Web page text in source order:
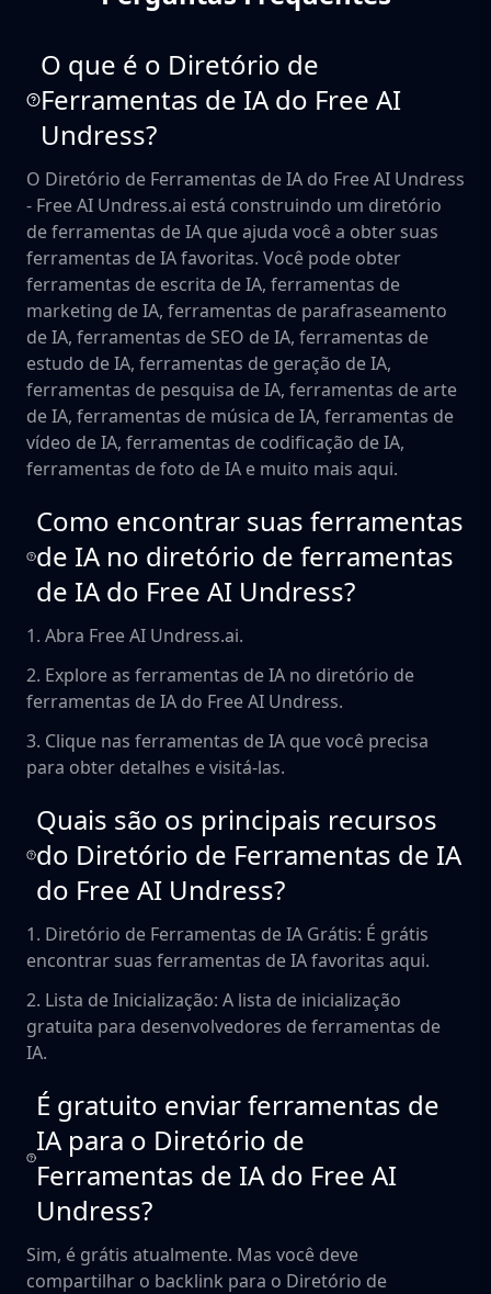
O que é o Diretório de
Ferramentas de IA do Free AI
Undress?
O Diretório de Ferramentas de IA do Free AI Undress
- Free AI Undress.ai está construindo um diretório
de ferramentas de IA que ajuda você a obter suas
ferramentas de IA favoritas. Você pode obter
ferramentas de escrita de IA, ferramentas de
marketing de IA, ferramentas de parafraseamento
de IA, ferramentas de SEO de IA, ferramentas de
estudo de IA, ferramentas de geração de IA,
ferramentas de pesquisa de IA, ferramentas de arte
de IA, ferramentas de música de IA, ferramentas de
vídeo de IA, ferramentas de codificação de IA,
ferramentas de foto de IA e muito mais aqui.
Como encontrar suas ferramentas
de IA no diretório de ferramentas
de IA do Free AI Undress?
1. Abra Free AI Undress.ai.
2. Explore as ferramentas de IA no diretório de
ferramentas de IA do Free AI Undress.
3. Clique nas ferramentas de IA que você precisa
para obter detalhes e visitá-las.
Quais são os principais recursos
do Diretório de Ferramentas de IA
do Free AI Undress?
1. Diretório de Ferramentas de IA Grátis: É grátis
encontrar suas ferramentas de IA favoritas aqui.
2. Lista de Inicialização: A lista de inicialização
gratuita para desenvolvedores de ferramentas de
IA.
É gratuito enviar ferramentas de
IA para o Diretório de
Ferramentas de IA do Free AI
Undress?
Sim, é grátis atualmente. Mas você deve
compartilhar o backlink para o Diretório de